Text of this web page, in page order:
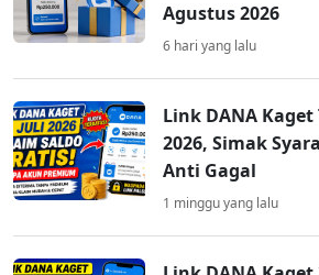
Agustus 2026
6 hari yang lalu
Link DANA Kaget
2026, Simak
Anti Gagal
1 minggu yang lalu